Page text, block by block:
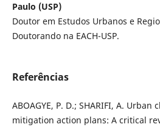
Paulo (USP)
Doutor em Estudos Urbanos e
Doutorando na EACH-USP.
Referências
ABOAGYE, P. D.; SHARIFI, A.
mitigation action plans: A critical